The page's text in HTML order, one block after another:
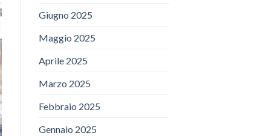
Giugno 2025
Maggio 2025
Aprile 2025
Marzo 2025
Febbraio 2025
Gennaio 2025